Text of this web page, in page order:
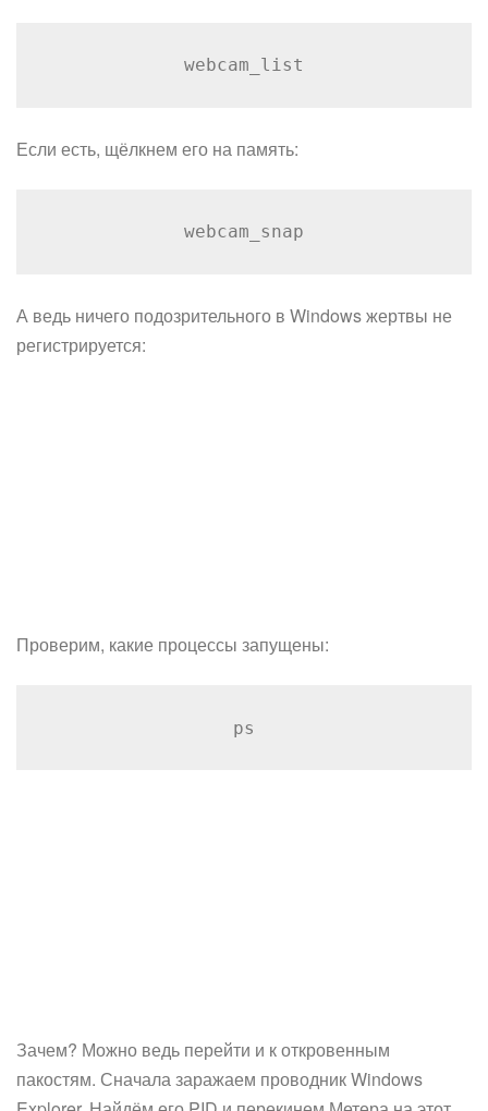
webcam_list
Если есть, щёлкнем его на память:
webcam_snap
А ведь ничего подозрительного в Windows жертвы не
регистрируется:
Проверим, какие процессы запущены:
ps
Зачем? Можно ведь перейти и к откровенным
пакостям. Сначала заражаем проводник Windows